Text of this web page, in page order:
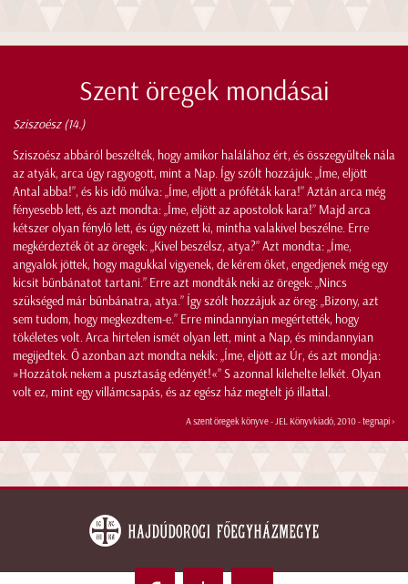
Szent öregek mondásai
Sziszoész (14.)
Sziszoész abbáról beszélték, hogy amikor halálához ért, és összegyűltek nála
az atyák, arca úgy ragyogott, mint a Nap. Így szólt hozzájuk: „Íme, eljött
Antal abba!”, és kis idő múlva: „Íme, eljött a próféták kara!” Aztán arca még
fényesebb lett, és azt mondta: „Íme, eljött az apostolok kara!” Majd arca
kétszer olyan fénylő lett, és úgy nézett ki, mintha valakivel beszélne. Erre
megkérdezték őt az öregek: „Kivel beszélsz, atya?” Azt mondta: „Íme,
angyalok jöttek, hogy magukkal vigyenek, de kérem őket, engedjenek még egy
kicsit bűnbánatot tartani.” Erre azt mondták neki az öregek: „Nincs
szükséged már bűnbánatra, atya.” Így szólt hozzájuk az öreg: „Bizony, azt
sem tudom, hogy megkezdtem-e.” Erre mindannyian megértették, hogy
tökéletes volt. Arca hirtelen ismét olyan lett, mint a Nap, és mindannyian
megijedtek. Ő azonban azt mondta nekik: „Íme, eljött az Úr, és azt mondja:
»Hozzátok nekem a pusztaság edényét!«” S azonnal kilehelte lelkét. Olyan
volt ez, mint egy villámcsapás, és az egész ház megtelt jó illattal.
A szent öregek könyve - JEL Könyvkiadó, 2010 -tegnapi >